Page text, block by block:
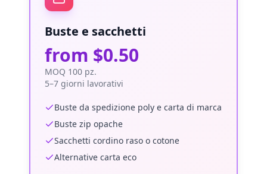
Buste e sacchetti
from $0.50
MOQ 100 pz.
5–7 giorni lavorativi
Buste da spedizione poly e carta di marca
Buste zip opache
Sacchetti cordino raso o cotone
Alternative carta eco